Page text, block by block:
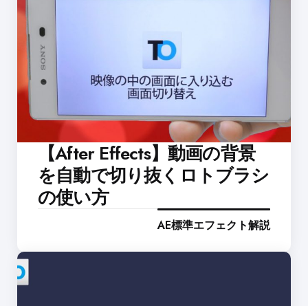
【After Effects】動画の背景
を自動で切り抜くロトブラシ
の使い方
AE標準エフェクト解説